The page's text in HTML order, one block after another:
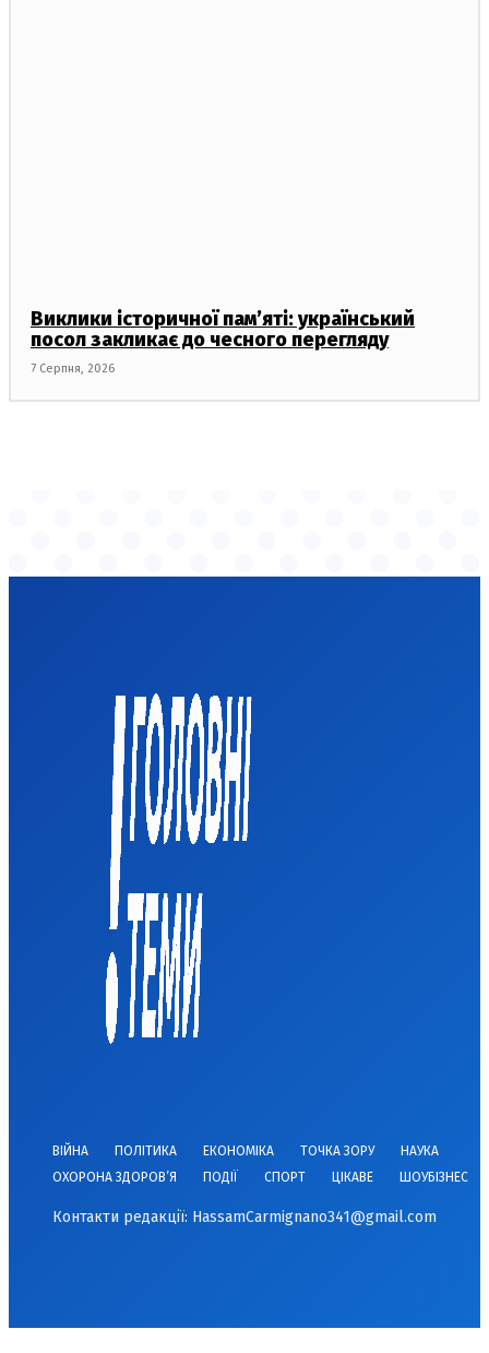
Виклики історичної пам’яті: український
посол закликає до чесного перегляду
7 Серпня, 2026
ВІЙНА ПОЛІТИКА ЕКОНОМІКА ТОЧКА ЗОРУ
НАУКА
ОХОРОНА ЗДОРОВ’Я
ПОДІЇ СПОРТ ЦІКАВЕ ШОУБІЗНЕС
Контакти редакції: HassamCarmignano341@gmail.com